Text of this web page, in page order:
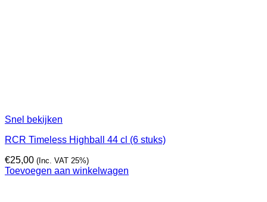
Snel bekijken
RCR Timeless Highball 44 cl (6 stuks)
€25,00 (Inc. VAT 25%)
Toevoegen aan winkelwagen